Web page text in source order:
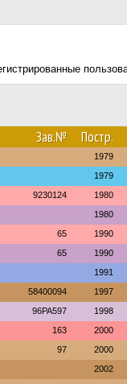
Зав.№ Постр.
1979
1979
9230124 1980
1980
65 1990
65 1990
1991
58400094 1997
96PA597 1998
163 2000
97 2000
2002